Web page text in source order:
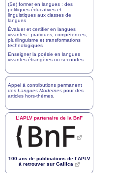
(Se) former en langues : des
politiques éducatives et
linguistiques aux classes de
langues
Évaluer et certifier en langues
vivantes : pratiques, compétences,
plurilinguisme et transformations
technologiques
Enseigner la poésie en langues
vivantes étrangères ou secondes
Appel à contributions permanent
des Langues Modernes pour des
articles hors-thèmes
L’APLV partenaire de la BnF
100 ans de publications de l’APLV
à retrouver sur Gallica